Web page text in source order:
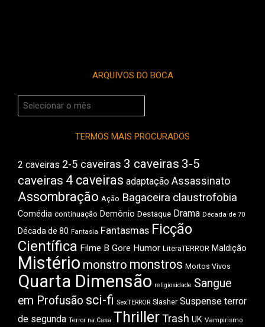
ARQUIVOS DO BOCA
Arquivos
do
TERMOS MAIS PROCURADOS
2 caveiras 2-5 caveiras 3 caveiras 3-5
caveiras 4 caveiras adaptação Assassinato
Assombração Ação Bagaceira claustrofobia
Comédia continuação Demônio Destaque Drama Década de 70
Década de 80 Fantasia Fantasmas Ficção
Científica Filme B Gore Humor LiteraTERROR Maldição
Mistério monstro monstros Mortos Vivos
Quarta Dimensão religiosidade Sangue
em Profusão sci-fi SexTERROR Slasher Suspense terror
de segunda Terror na Casa ThrillerTrash UK Vampirismo